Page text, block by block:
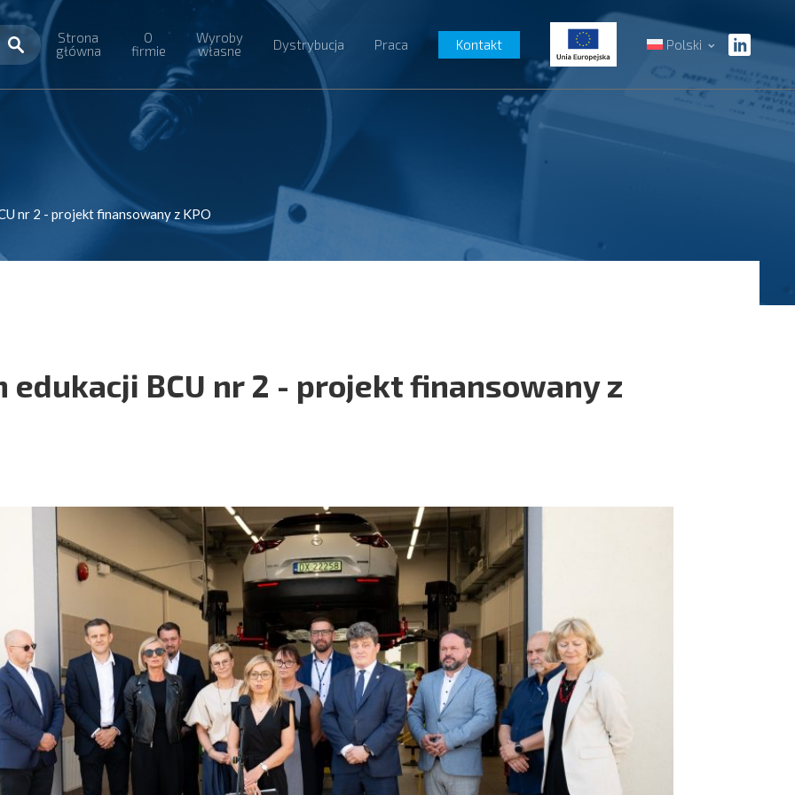
Strona
główna
O
firmie
Wyroby
własne
Dystrybucja Praca Kontakt Polski
nr 2 - projekt finansowany z KPO
BCU nr 2 - projekt finansowany z